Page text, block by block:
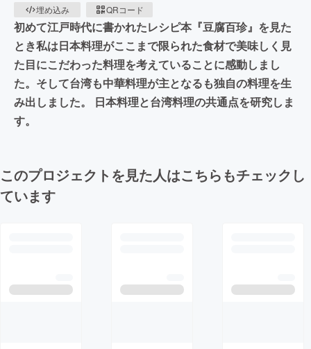
埋め込み
QRコード
初めて江戸時代に書かれたレシピ本『豆腐百珍』を見た
とき私は日本料理がここまで限られた食材で美味しく見
た目にこだわった料理を考えていることに感動しまし
た。そして台湾も中華料理が主となるも独自の料理を生
み出しました。 日本料理と台湾料理の共通点を研究しま
す。
このプロジェクトを見た人はこちらもチェックし
ています